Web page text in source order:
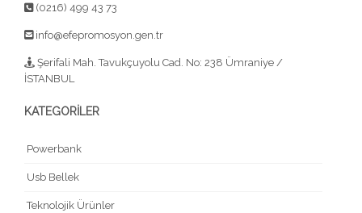
(0216) 499 43 73
info@efepromosyon.gen.tr
Şerifali Mah. Tavukçuyolu Cad. No: 238 Ümraniye /
İSTANBUL
KATEGORİLER
Powerbank
Usb Bellek
Teknolojik Ürünler